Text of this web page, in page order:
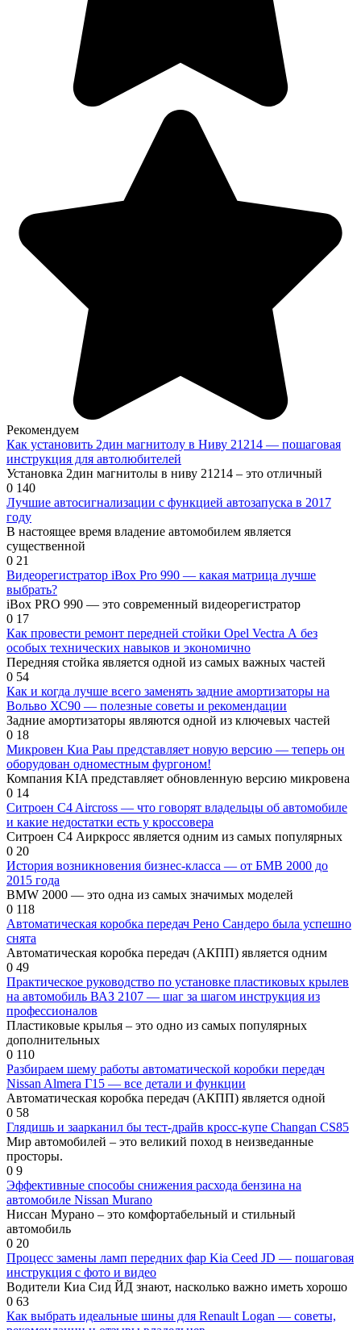
Рекомендуем
Как установить 2дин магнитолу в Ниву 21214 — пошаговая
инструкция для автолюбителей
Установка 2дин магнитолы в ниву 21214 – это отличный
0 140
Лучшие автосигнализации с функцией автозапуска в 2017
году
В настоящее время владение автомобилем является
существенной
0 21
Видеорегистратор iBox Pro 990 — какая матрица лучше
выбрать?
iBox PRO 990 — это современный видеорегистратор
0 17
Как провести ремонт передней стойки Opel Vectra А без
особых технических навыков и экономично
Передняя стойка является одной из самых важных частей
0 54
Как и когда лучше всего заменять задние амортизаторы на
Вольво ХС90 — полезные советы и рекомендации
Задние амортизаторы являются одной из ключевых частей
0 18
Микровен Киа Раы представляет новую версию — теперь он
оборудован одноместным фургоном!
Компания KIA представляет обновленную версию микровена
0 14
Ситроен C4 Aircross — что говорят владельцы об автомобиле
и какие недостатки есть у кроссовера
Ситроен С4 Аиркросс является одним из самых популярных
0 20
История возникновения бизнес-класса — от БМВ 2000 до
2015 года
BMW 2000 — это одна из самых значимых моделей
0 118
Автоматическая коробка передач Рено Сандеро была успешно
снята
Автоматическая коробка передач (АКПП) является одним
0 49
Практическое руководство по установке пластиковых крылев
на автомобиль ВАЗ 2107 — шаг за шагом инструкция из
профессионалов
Пластиковые крылья – это одно из самых популярных
дополнительных
0 110
Разбираем шему работы автоматической коробки передач
Nissan Almera Г15 — все детали и функции
Автоматическая коробка передач (АКПП) является одной
0 58
Глядишь и заарканил бы тест-драйв кросс-купе Changan CS85
Мир автомобилей – это великий поход в неизведанные
просторы.
0 9
Эффективные способы снижения расхода бензина на
автомобиле Nissan Murano
Ниссан Мурано – это комфортабельный и стильный
автомобиль
0 20
Процесс замены ламп передних фар Kia Ceed JD — пошаговая
инструкция с фото и видео
Водители Киа Сид ЙД знают, насколько важно иметь хорошо
0 63
Как выбрать идеальные шины для Renault Logan — советы,